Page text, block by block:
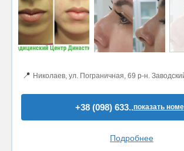
📍 Николаев, ул. Пограничная, 69 р-н.
+38 (098) 633..показать
Подробнее